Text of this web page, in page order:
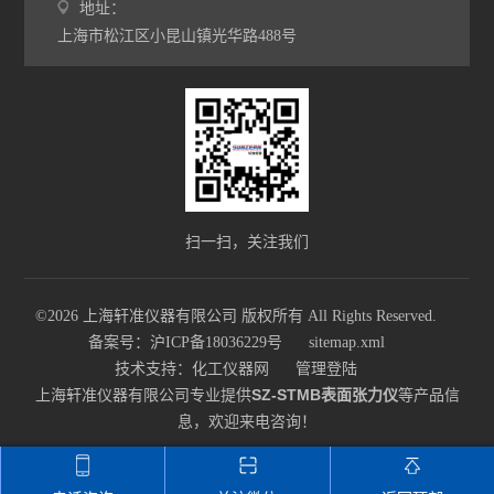
地址：
上海市松江区小昆山镇光华路488号
扫一扫，关注我们
©2026 上海轩准仪器有限公司 版权所有 All Rights Reserved.
备案号：沪ICP备18036229号
sitemap.xml
技术支持： 化工仪器网 管理登陆
上海轩准仪器有限公司专业提供SZ-STMB表面张力仪等产品信
息，欢迎来电咨询！